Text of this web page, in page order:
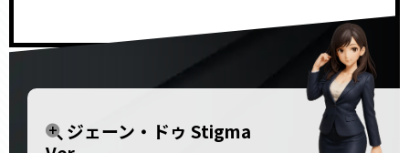
ジェーン・ドゥ Stigma